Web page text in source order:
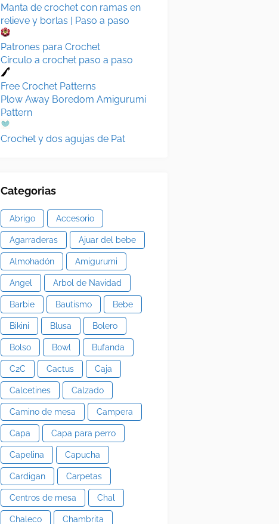
Manta de crochet con ramas en
relieve y borlas | Paso a paso
Patrones para Crochet
Círculo a crochet paso a paso
Free Crochet Patterns
Plow Away Boredom Amigurumi
Pattern
Crochet y dos agujas de Pat
Categorias
Abrigo Accesorio
Agarraderas Ajuar del bebe
Almohadón Amigurumi
Angel Arbol de Navidad
Barbie Bautismo Bebe
Bikini Blusa Bolero
Bolso Bowl Bufanda
C2C Cactus Caja
Calcetines Calzado
Camino de mesa Campera
Capa Capa para perro
Capelina Capucha
Cardigan Carpetas
Centros de mesa Chal
Chaleco Chambrita